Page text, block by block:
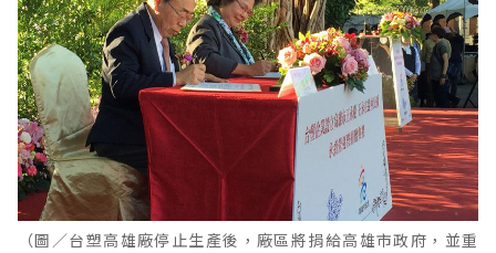
（圖／台塑高雄廠停止生產後，廠區將捐給高雄市政府，並重